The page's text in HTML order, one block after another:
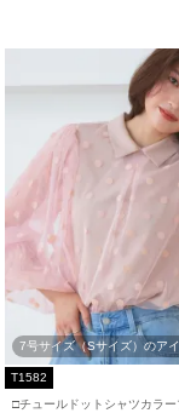
7号サイズ（Sサイズ）のア
T1582
□チュールドットシャツカラー